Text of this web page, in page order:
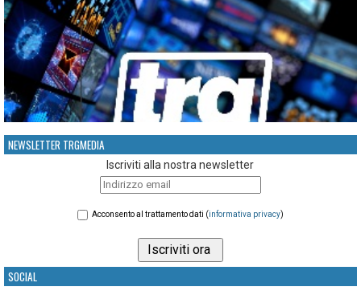
NEWSLETTER TRGMEDIA
Iscriviti alla nostra newsletter
Acconsento al trattamento dati (informativa privacy)
SOCIAL